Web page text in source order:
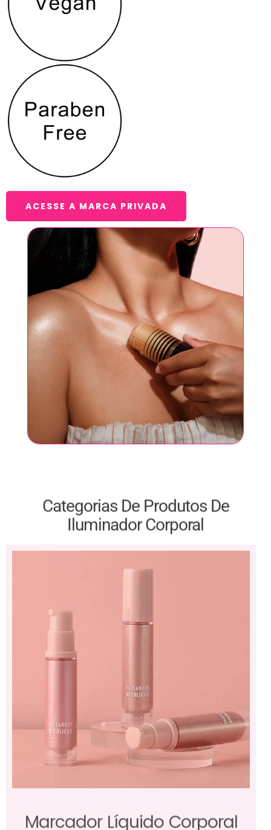
ACESSE A MARCA PRIVADA
Categorias De Produtos De
Iluminador Corporal
Marcador Líquido Corporal